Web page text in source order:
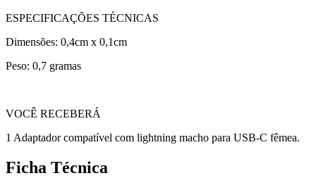
ESPECIFICAÇÕES TÉCNICAS
Dimensões: 0,4cm x 0,1cm
Peso: 0,7 gramas
VOCÊ RECEBERÁ
1 Adaptador compatível com lightning macho para USB-C fêmea.
Ficha Técnica